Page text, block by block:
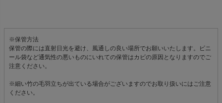
※保管方法
保管の際には直射日光を避け、風通しの良い場所でお願いいたします。ビニ
ール袋など通気性の悪いものにいれての保管はカビの原因となりますのでご
注意ください。
※細い竹の毛羽立ちが出ている場合がございますのでお取り扱いにはご注意
ください。